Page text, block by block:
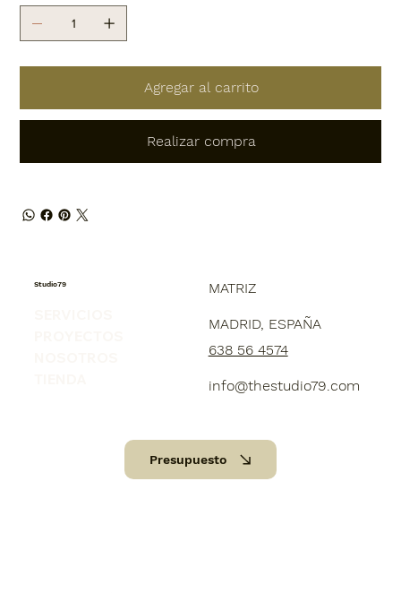
Agregar al carrito
Realizar compra
Studio79 MATRIZ
MADRID, ESPAÑA
638 56 4574
info@thestudio79.com
Presupuesto